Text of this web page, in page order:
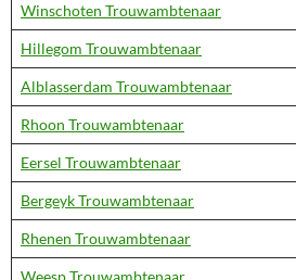
Winschoten Trouwambtenaar
Hillegom Trouwambtenaar
Alblasserdam Trouwambtenaar
Rhoon Trouwambtenaar
Eersel Trouwambtenaar
Bergeyk Trouwambtenaar
Rhenen Trouwambtenaar
Weesp Trouwambtenaar